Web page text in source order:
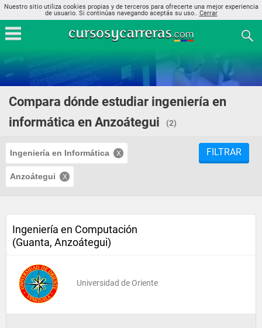
Nuestro sitio utiliza cookies propias y de terceros para ofrecerte una mejor experiencia
de usuario. Si continúas navegando aceptás su uso.. Cerrar
Compara dónde estudiar ingeniería en
informática en Anzoátegui
(2)
Ingeniería en Informática
Anzoátegui
FILTRAR
Ingeniería en Computación
(Guanta, Anzoátegui)
Universidad de Oriente